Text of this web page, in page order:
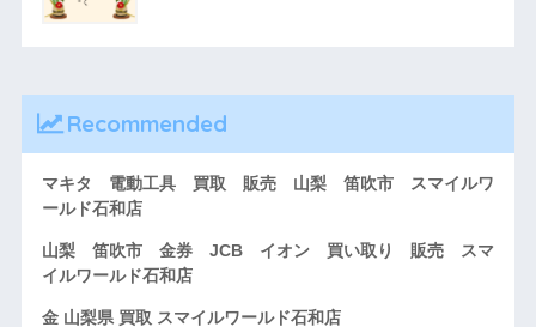
Recommended
マキタ 電動工具 買取 販売 山梨 笛吹市 スマイルワ
ールド石和店
山梨 笛吹市 金券 JCB イオン 買い取り 販売 スマ
イルワールド石和店
金 山梨県 買取 スマイルワールド石和店